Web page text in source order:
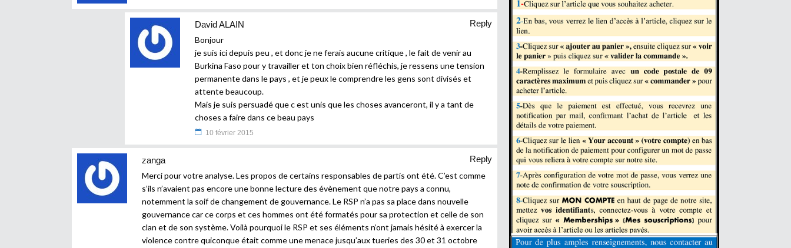
David ALAIN
Reply
Bonjour
je suis ici depuis peu , et donc je ne ferais aucune critique , le fait de venir au
Burkina Faso pour y travailler et ton choix bien réfléchis, je ressens une tension
permanente dans le pays , et je peux le comprendre les gens sont divisés et
attente beaucoup.
Mais je suis persuadé que c est unis que les choses avanceront, il y a tant de
choses a faire dans ce beau pays
10 février 2015
zanga
Reply
Merci pour votre analyse. Les propos de certains responsables de partis ont été. C’est comme
s’ils n’avaient pas encore une bonne lecture des évènement que notre pays a connu,
notemment la soif de changement de gouvernance. Le RSP n’a pas sa place dans nouvelle
gouvernance car ce corps et ces hommes ont été formatés pour sa protection et celle de son
clan et de son système. Voilà pourquoi le RSP et ses éléments n’ont jamais hésité à exercer la
violence contre quiconque était comme une menace jusqu’aux tueries des 30 et 31 octobre